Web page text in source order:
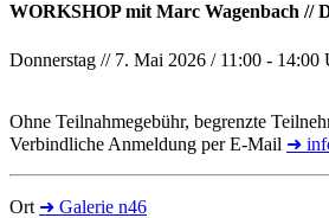
WORKSHOP mit Marc Wagenbach //
Donnerstag // 7. Mai 2026 / 11:00 - 14:00
Ohne Teilnahmegebühr, begrenzte
Verbindliche Anmeldung per E-Mail ➜
Ort ➜ Galerie n46